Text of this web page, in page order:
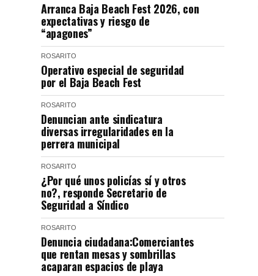
Arranca Baja Beach Fest 2026, con
expectativas y riesgo de
“apagones”
ROSARITO
Operativo especial de seguridad
por el Baja Beach Fest
ROSARITO
Denuncian ante sindicatura
diversas irregularidades en la
perrera municipal
ROSARITO
¿Por qué unos policías sí y otros
no?, responde Secretario de
Seguridad a Síndico
ROSARITO
Denuncia ciudadana:Comerciantes
que rentan mesas y sombrillas
acaparan espacios de playa